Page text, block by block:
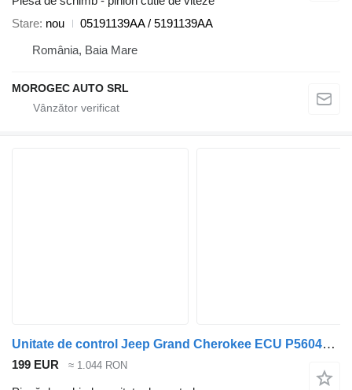
Stare nou
05191139AA / 5191139AA
România, Baia Mare
MOROGEC AUTO SRL
Unitate de control Jeep Grand Cherokee ECU P56044643AD
199 EUR ≈ 1.044 RON